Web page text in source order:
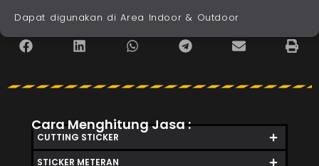
Dapat digunakan di Area Indoor & Outdoor
Cara Menghitung Jasa :
CUTTING STICKER
STICKER METERAN